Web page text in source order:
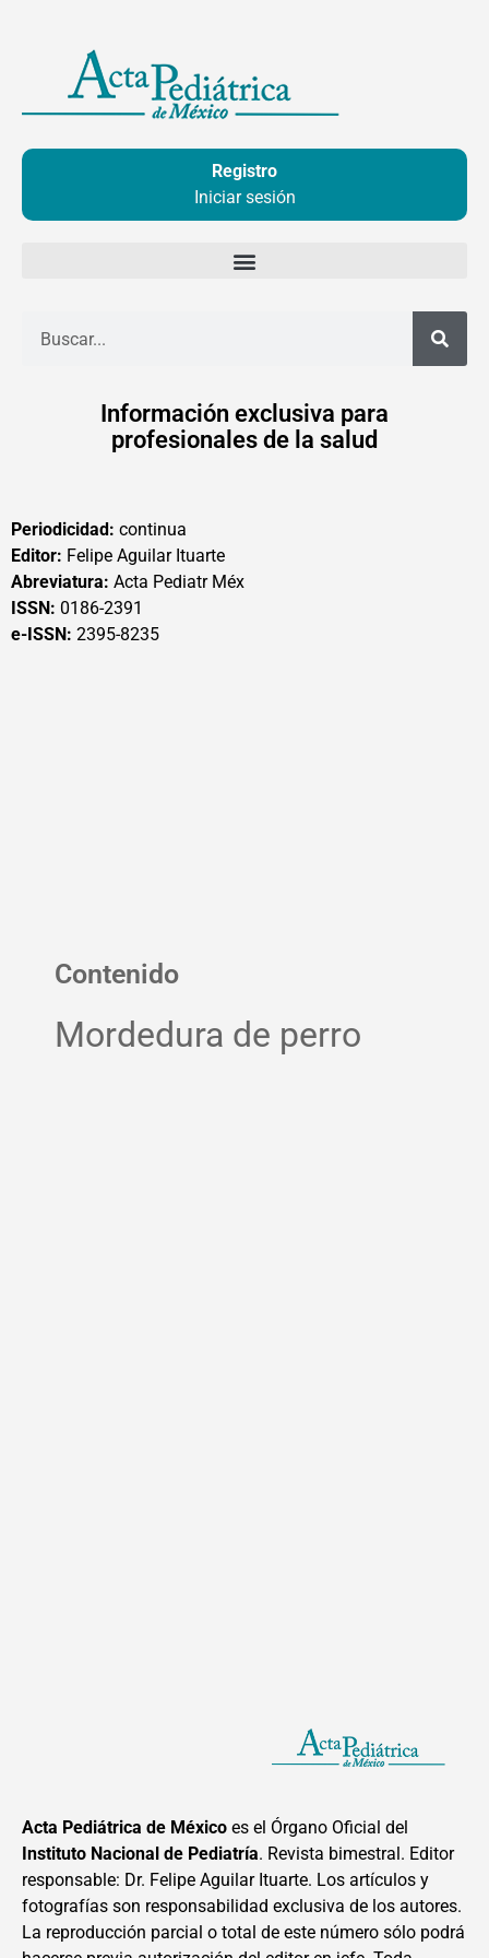
contenido
Registro
Iniciar sesión
Información exclusiva para
profesionales de la salud
Periodicidad: continua
Editor: Felipe Aguilar Ituarte
Abreviatura: Acta Pediatr Méx
ISSN: 0186-2391
e-ISSN: 2395-8235
Contenido
Mordedura de perro
Acta Pediátrica de México es el Órgano Oficial del
Instituto Nacional de Pediatría. Revista bimestral. Editor
responsable: Dr. Felipe Aguilar Ituarte. Los artículos y
fotografías son responsabilidad exclusiva de los autores.
La reproducción parcial o total de este número sólo podrá